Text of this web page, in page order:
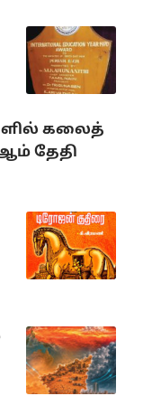
கலைத்
தேதி